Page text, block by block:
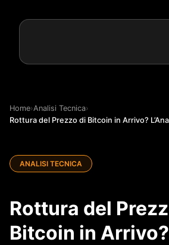
Home›Analisi Tecnica›
Rottura del Prezzo di Bitcoin in Arrivo?
ANALISI TECNICA
Rottura del
Bitcoin in Arrivo?